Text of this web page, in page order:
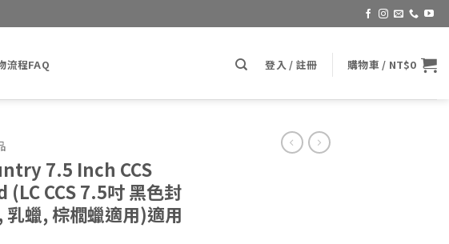
流程FAQ 登入 / 註冊 購物車 / NT$0
7.5 Inch CCS
(LC CCS 7.5吋 黑色封
乳蠟, 棕櫚蠟適用)適用